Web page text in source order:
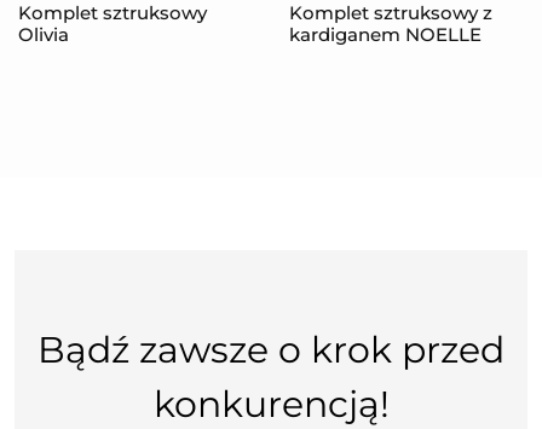
Komplet sztruksowy
Olivia
Komplet sztruksowy z
kardiganem NOELLE
Bądź zawsze o krok przed
konkurencją!